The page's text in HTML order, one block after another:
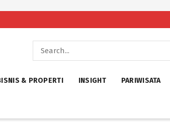
& PROPERTI INSIGHT PARIWISATA